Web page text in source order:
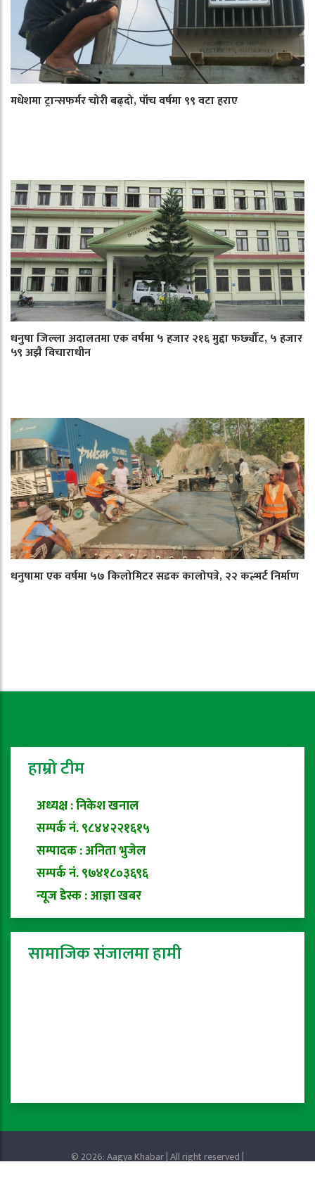
मधेशमा ट्रान्सफर्मर चोरी बढ्दो, पाँच वर्षमा ९९ वटा हराए
धनुषा जिल्ला अदालतमा एक वर्षमा ५ हजार २१६ मुद्दा फर्छ्यौट, ५ हजार
५९ अझै विचाराधीन
धनुषामा एक वर्षमा ५७ किलोमिटर सडक कालोपत्रे, २२ कल्भर्ट निर्माण
हाम्रो टीम
अध्यक्ष : निकेश खनाल
सम्पर्क नं. ९८४४२२१६१५
सम्पादक : अनिता भुजेल
सम्पर्क नं. ९७४१८०३६९६
न्यूज डेस्क : आज्ञा खबर
सामाजिक संजालमा हामी
© 2026: Aagya Khabar | All right reserved |